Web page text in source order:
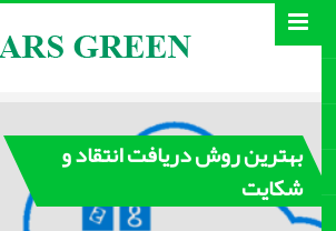
بهترین روش‌ دریافت انتقاد و
شکایت